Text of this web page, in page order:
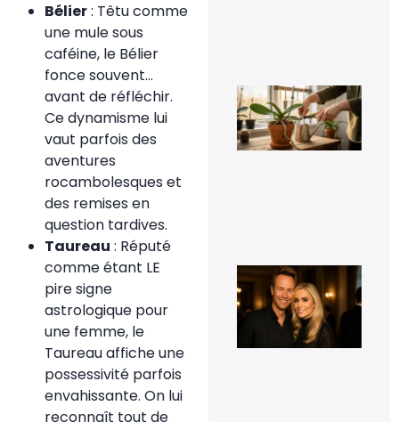
Bélier: Têtu comme
une mule sous
caféine, le Bélier
fonce souvent…
avant de réfléchir.
Ce dynamisme lui
vaut parfois des
aventures
rocambolesques et
des remises en
question tardives.
Taureau : Réputé
comme étant LE
pire signe
astrologique pour
une femme, le
Taureau affiche une
possessivité parfois
envahissante. On lui
reconnaît tout de